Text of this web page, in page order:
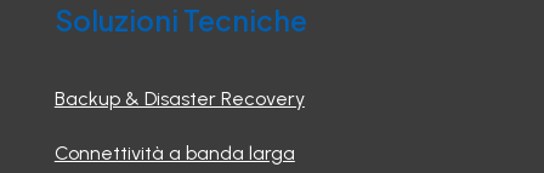
Soluzioni Tecniche
Backup & Disaster Recovery
Connettività a banda larga